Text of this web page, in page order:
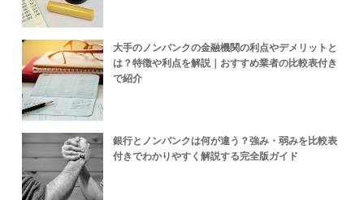
大手のノンバンクの金融機関の利点やデメリットと
は？特徴や利点を解説｜おすすめ業者の比較表付き
で紹介
銀行とノンバンクは何が違う？強み・弱みを比較表
付きでわかりやすく解説する完全版ガイド